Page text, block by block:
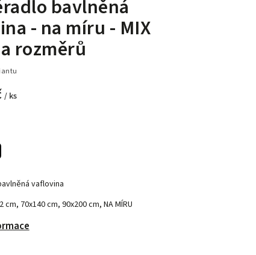
bavlněná
- na míru - MIX
rozměrů
/ ks
vaflovina
cm, 70x140 cm, 90x200 cm, NA MÍRU